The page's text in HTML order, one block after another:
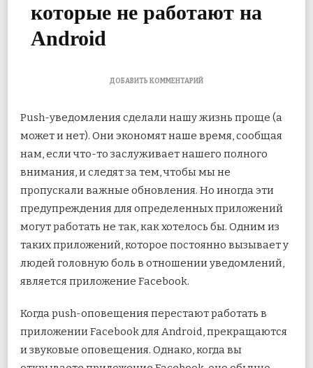
которые не работают на
Android
ДОБАВИТЬ КОММЕНТАРИЙК
СПОСОБОВ
УВЕДОМЛЕНИЯ
FACEBOOK,
НЕ
РАБОТАЮТ
ANDROID
Push-уведомления сделали нашу жизнь проще (а
может и нет). Они экономят наше время, сообщая
нам, если что-то заслуживает нашего полного
внимания, и следят за тем, чтобы мы не
пропускали важные обновления. Но иногда эти
предупреждения для определенных приложений
могут работать не так, как хотелось бы. Одним из
таких приложений, которое постоянно вызывает у
людей головную боль в отношении уведомлений,
является приложение Facebook.
Когда push-оповещения перестают работать в
приложении Facebook для Android, прекращаются
и звуковые оповещения. Однако, когда вы